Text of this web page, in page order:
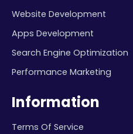
Website Development
Apps Development
Search Engine Optimization
Performance Marketing
Information
Terms Of Service